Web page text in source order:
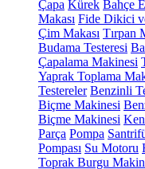
Çapa Kürek Bahçe
Makası Fide Dikici
Çim Makası Tırpan
Budama Testeresi
Çapalama Makinesi
Yaprak Toplama
Testereler Benzinli
Biçme Makinesi
Biçme Makinesi
Parça Pompa
Pompası Su Motoru
Toprak Burgu